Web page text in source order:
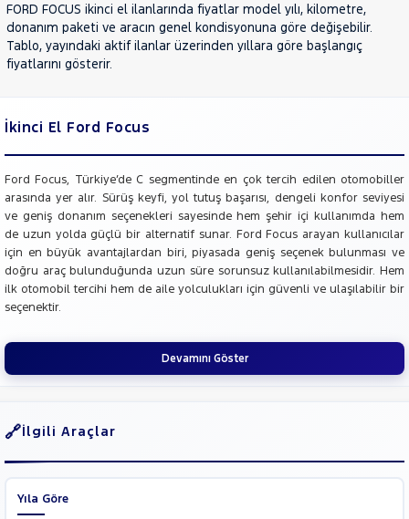
SSANGYONG
SUBARU
TESLA
TRAKTÖR
VOLKSWAGEN
VOLVO
FORD FOCUS ikinci el ilanlarında fiyatlar model yılı, kilometre,
donanım paketi ve aracın genel kondisyonuna göre değişebilir.
Tablo, yayındaki aktif ilanlar üzerinden yıllara göre başlangıç
fiyatlarını gösterir.
İkinci El Ford Focus
Ford Focus, Türkiye’de C segmentinde en çok tercih edilen otomobiller
arasında yer alır. Sürüş keyfi, yol tutuş başarısı, dengeli konfor seviyesi
ve geniş donanım seçenekleri sayesinde hem şehir içi kullanımda hem
de uzun yolda güçlü bir alternatif sunar. Ford Focus arayan kullanıcılar
için en büyük avantajlardan biri, piyasada geniş seçenek bulunması ve
doğru araç bulunduğunda uzun süre sorunsuz kullanılabilmesidir. Hem
ilk otomobil tercihi hem de aile yolculukları için güvenli ve ulaşılabilir bir
seçenektir.
Devamını Göster
İlgili Araçlar
Yıla Göre